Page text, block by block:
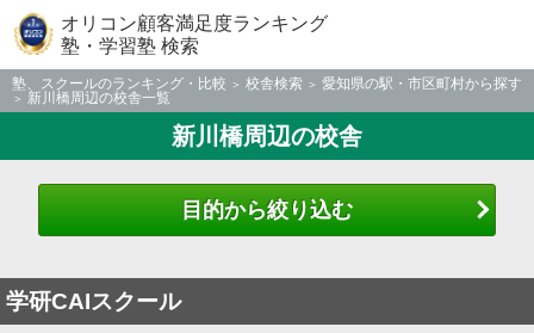
オリコン顧客満足度ランキング
塾・学習塾 検索
塾、スクールのランキング・比較 校舎検索
愛知県の駅・市区町村から探す
新川橋周辺の校舎一覧
新川橋周辺の校舎
目的から絞り込む
学研CAIスクール